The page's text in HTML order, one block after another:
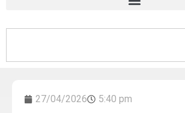
27/04/2026 5:40 pm